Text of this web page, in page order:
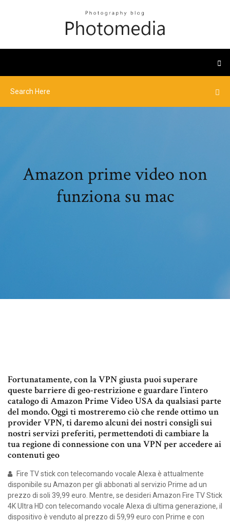
Amazon prime video non
funziona su mac
Fortunatamente, con la VPN giusta puoi superare
queste barriere di geo-restrizione e guardare l’intero
catalogo di Amazon Prime Video USA da qualsiasi parte
del mondo. Oggi ti mostreremo ciò che rende ottimo un
provider VPN, ti daremo alcuni dei nostri consigli sui
nostri servizi preferiti, permettendoti di cambiare la
tua regione di connessione con una VPN per accedere ai
contenuti geo
Fire TV stick con telecomando vocale Alexa è attualmente
disponibile su Amazon per gli abbonati al servizio Prime ad un
prezzo di soli 39,99 euro. Mentre, se desideri Amazon Fire TV Stick
4K Ultra HD con telecomando vocale Alexa di ultima generazione, il
dispositivo è venduto al prezzo di 59,99 euro con Prime e con